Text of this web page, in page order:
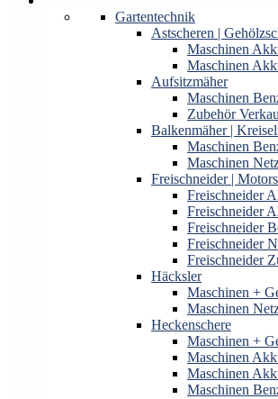
Gartentechnik
Astscheren |
Maschinen
Maschinen
Aufsitzmäher
Maschinen
Zubehör
Balkenmäher |
Maschinen
Maschinen
Freischneider |
Freischneider
Freischneider
Freischneider
Freischneider
Freischneider
Häcksler
Maschinen +
Maschinen
Heckenschere
Maschinen +
Maschinen
Maschinen
Maschinen